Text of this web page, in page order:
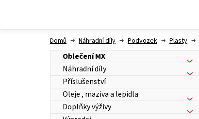
Domů Náhradní díly Podvozek Plasty
Oblečení MX
Náhradní díly
Příslušenství
Oleje , maziva a lepidla
Doplňky výživy